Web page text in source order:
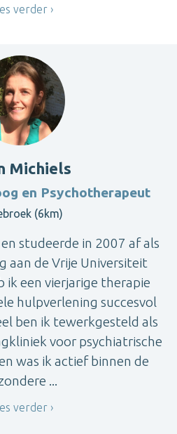
verder
Michiels
en Psychotherapeut
(6km)
studeerde in 2007 af als
aan de Vrije Universiteit
ik een vierjarige therapie
hulpverlening succesvol
ben ik tewerkgesteld als
voor psychiatrische
was ik actief binnen de
...
verder